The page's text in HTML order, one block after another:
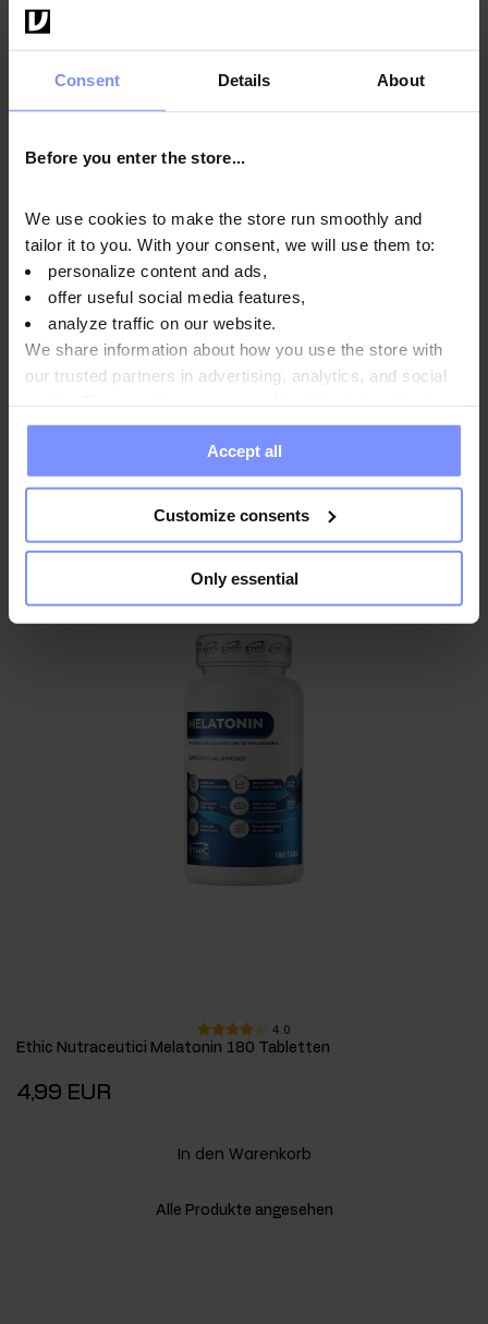
Consent Details About
Before you enter the store...
We use cookies to make the store run smoothly and
tailor it to you. With your consent, we will use them to:
personalize content and ads,
offer useful social media features,
analyze traffic on our website.
We share information about how you use the store with
our trusted partners in advertising, analytics, and social
information you have provided to them or that they have
collected when you use their services. Do you agree?
Accept all
Customize consents
Only essential
4.5
In den Warenkorb
4.0
Ethic Nutraceutici Melatonin 180 Tabletten
4,99 EUR
In den Warenkorb
Alle Produkte angesehen